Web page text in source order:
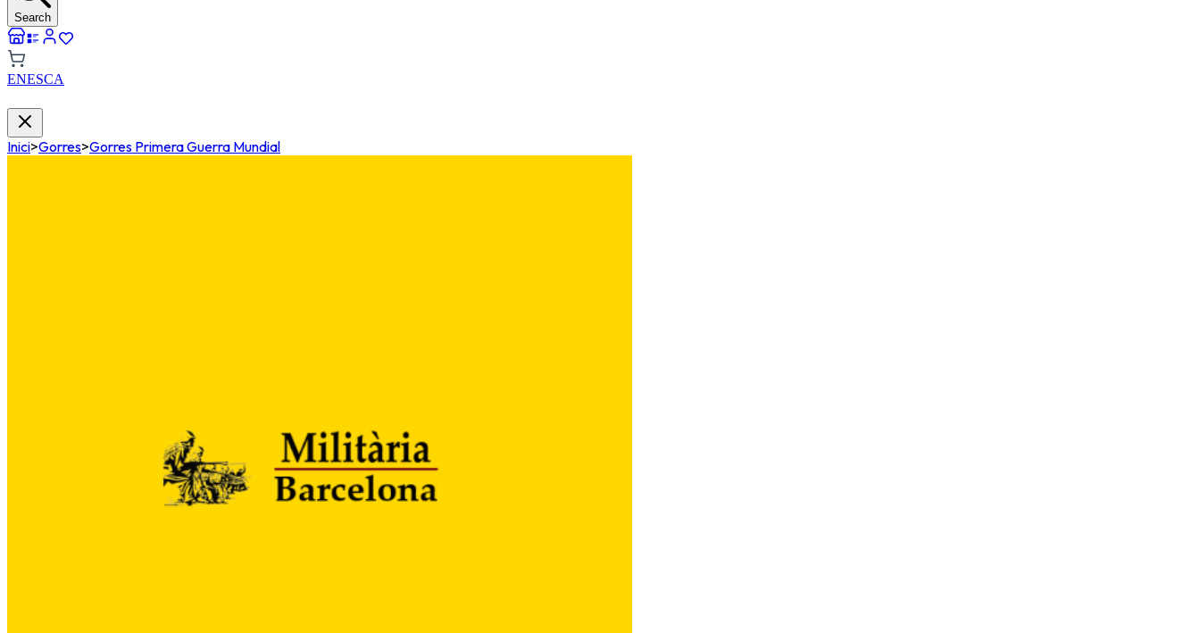
Search
ENESCA
Inici>Gorres>Gorres Primera Guerra Mundial